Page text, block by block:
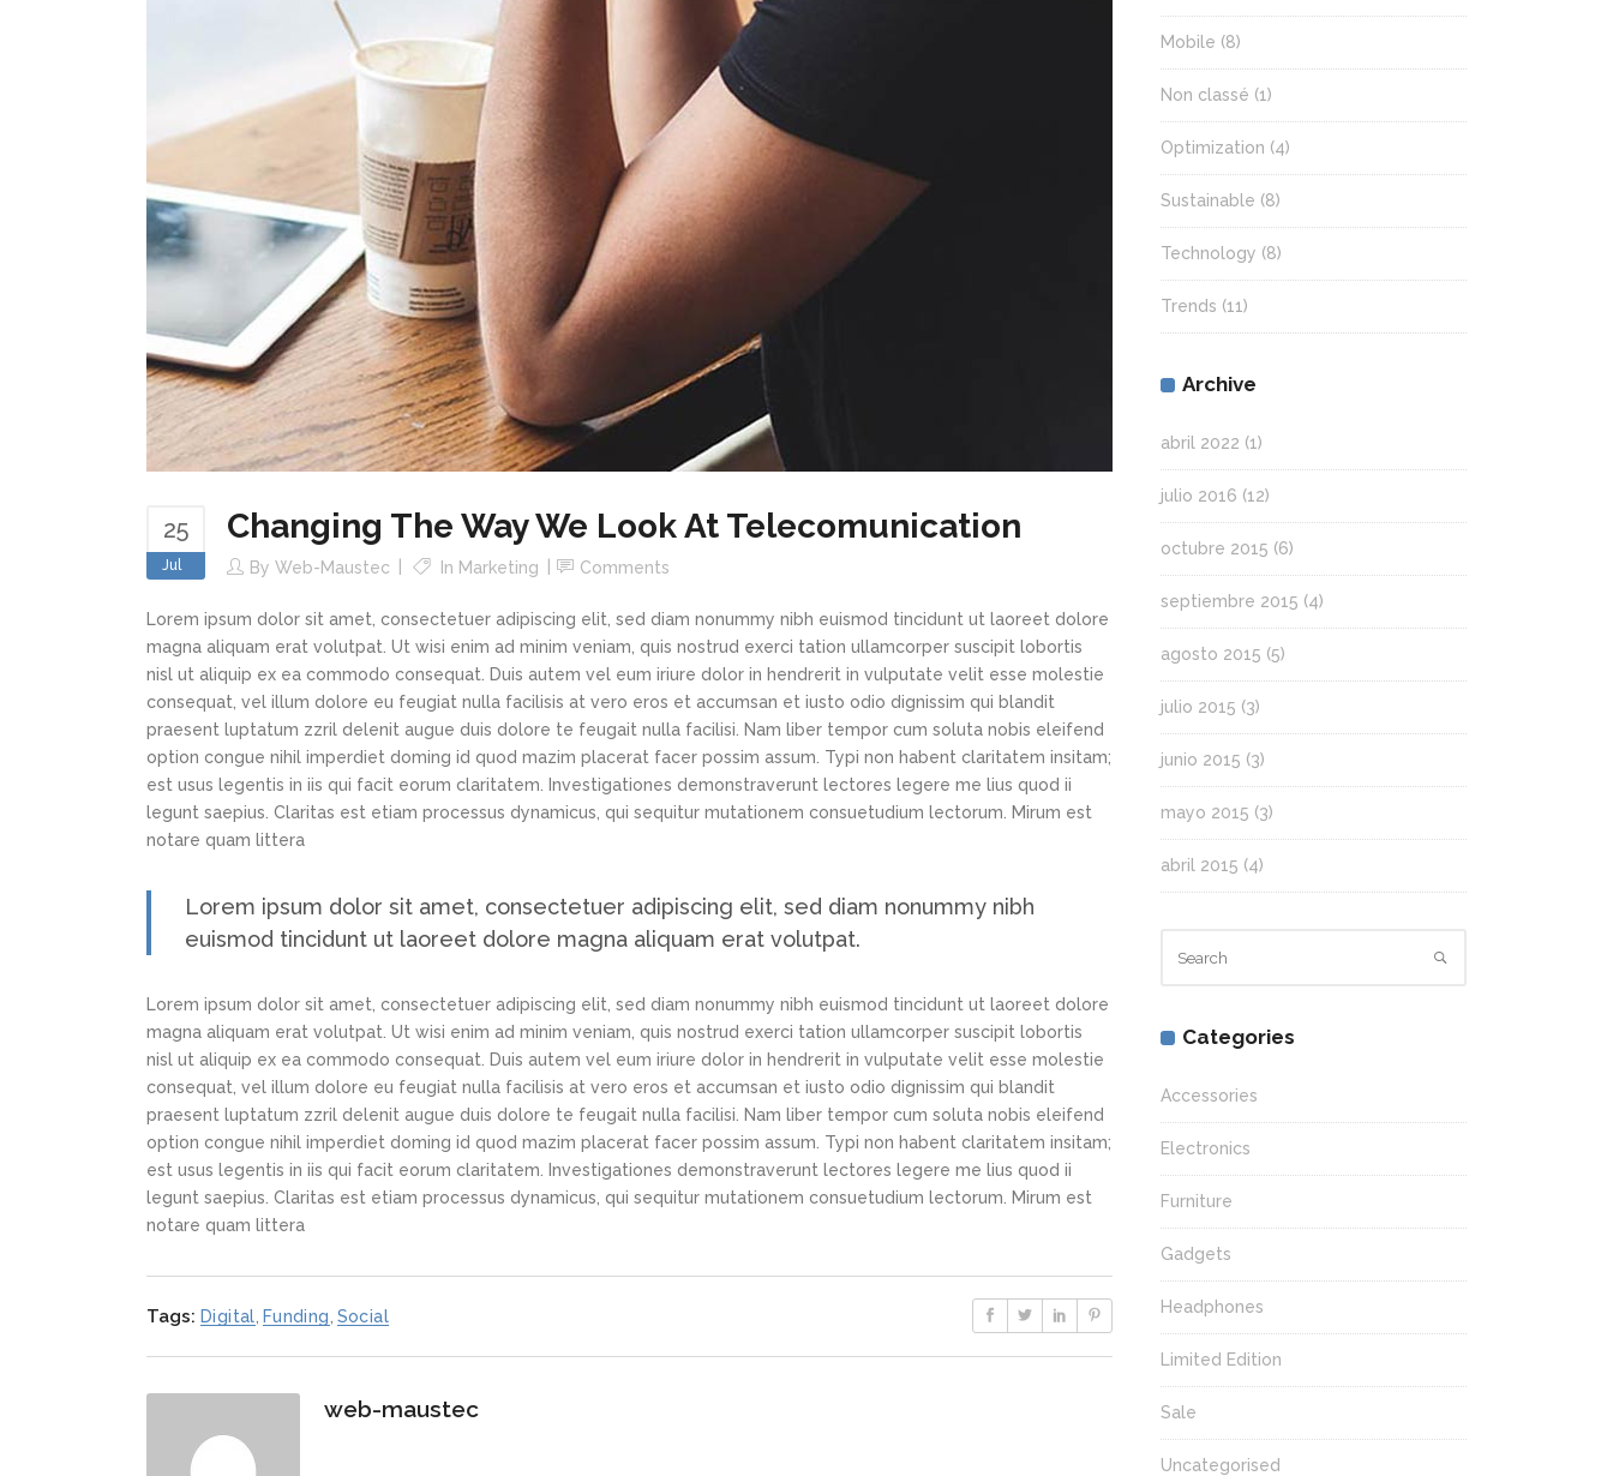
25
Jul
Changing The Way We Look At Telecomunication
By Web-Maustec In Marketing Comments
Lorem ipsum dolor sit amet, consectetuer adipiscing elit, sed diam nonummy nibh euismod tincidunt ut laoreet dolore
magna aliquam erat volutpat. Ut wisi enim ad minim veniam, quis nostrud exerci tation ullamcorper suscipit lobortis
nisl ut aliquip ex ea commodo consequat. Duis autem vel eum iriure dolor in hendrerit in vulputate velit esse molestie
consequat, vel illum dolore eu feugiat nulla facilisis at vero eros et accumsan et iusto odio dignissim qui blandit
praesent luptatum zzril delenit augue duis dolore te feugait nulla facilisi. Nam liber tempor cum soluta nobis eleifend
option congue nihil imperdiet doming id quod mazim placerat facer possim assum. Typi non habent claritatem insitam;
est usus legentis in iis qui facit eorum claritatem. Investigationes demonstraverunt lectores legere me lius quod ii
legunt saepius. Claritas est etiam processus dynamicus, qui sequitur mutationem consuetudium lectorum. Mirum est
notare quam littera
Lorem ipsum dolor sit amet, consectetuer adipiscing elit, sed diam nonummy nibh
euismod tincidunt ut laoreet dolore magna aliquam erat volutpat.
Lorem ipsum dolor sit amet, consectetuer adipiscing elit, sed diam nonummy nibh euismod tincidunt ut laoreet dolore
magna aliquam erat volutpat. Ut wisi enim ad minim veniam, quis nostrud exerci tation ullamcorper suscipit lobortis
nisl ut aliquip ex ea commodo consequat. Duis autem vel eum iriure dolor in hendrerit in vulputate velit esse molestie
consequat, vel illum dolore eu feugiat nulla facilisis at vero eros et accumsan et iusto odio dignissim qui blandit
praesent luptatum zzril delenit augue duis dolore te feugait nulla facilisi. Nam liber tempor cum soluta nobis eleifend
option congue nihil imperdiet doming id quod mazim placerat facer possim assum. Typi non habent claritatem insitam;
est usus legentis in iis qui facit eorum claritatem. Investigationes demonstraverunt lectores legere me lius quod ii
legunt saepius. Claritas est etiam processus dynamicus, qui sequitur mutationem consuetudium lectorum. Mirum est
notare quam littera
Tags: Digital Funding Social
web-maustec
Mobile (8)
Non classé (1)
Optimization (4)
Sustainable (8)
Technology (8)
Trends (11)
Archive
abril 2022 (1)
julio 2016 (12)
octubre 2015 (6)
septiembre 2015 (4)
agosto 2015 (5)
julio 2015 (3)
junio 2015 (3)
mayo 2015 (3)
abril 2015 (4)
Categories
Accessories
Electronics
Furniture
Gadgets
Headphones
Limited Edition
Sale
Uncategorised